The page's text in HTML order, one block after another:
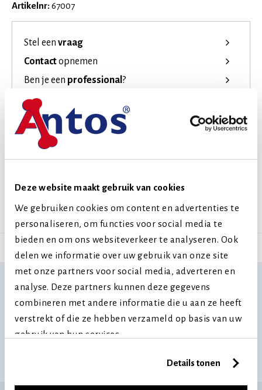
Deze website maakt gebruik van cookies
We gebruiken cookies om content en advertenties te
personaliseren, om functies voor social media te
bieden en om ons websiteverkeer te analyseren. Ook
delen we informatie over uw gebruik van onze site
met onze partners voor social media, adverteren en
analyse. Deze partners kunnen deze gegevens
combineren met andere informatie die u aan ze heeft
verstrekt of die ze hebben verzameld op basis van uw
gebruik van hun services.
Details tonen
Artikelnr: 67007
Stel een vraag
Contactopnemen
Ben je een professional ?
Laat je
Productkenmerken
Productspecificatie
BEN JE EEN PROFESSIONAL?
KLANT WORDEN? INLOGGEN